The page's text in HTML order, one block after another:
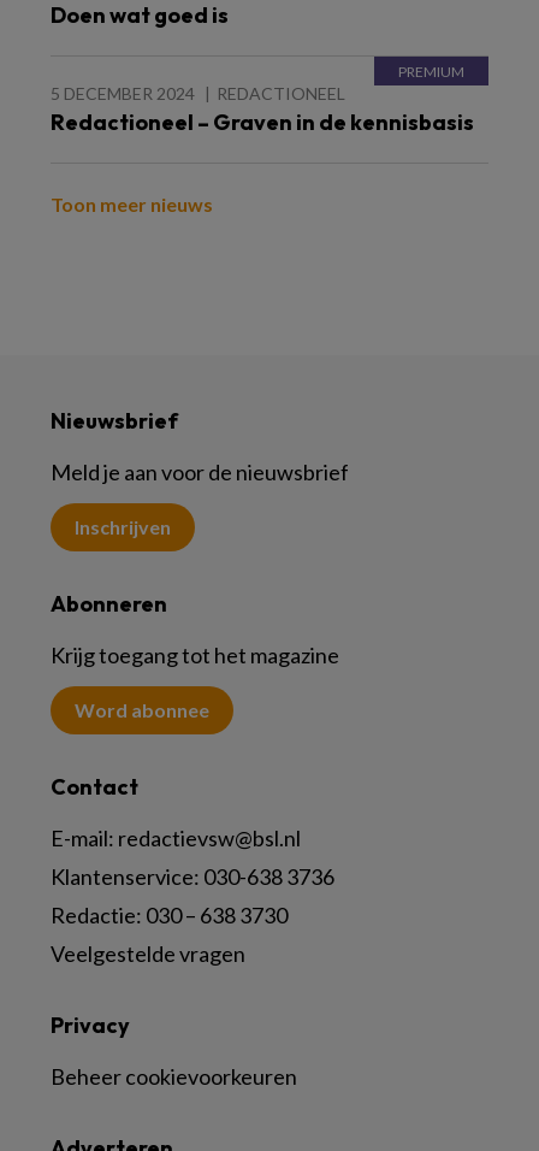
Doen wat goed is
5 DECEMBER 2024 REDACTIONEEL
Redactioneel – Graven in de kennisbasis
Toon meer nieuws
Nieuwsbrief
Meld je aan voor de nieuwsbrief
Inschrijven
Abonneren
Krijg toegang tot het magazine
Word abonnee
Contact
E-mail: redactievsw@bsl.nl
Klantenservice: 030-638 3736
Redactie: 030 – 638 3730
Veelgestelde vragen
Privacy
Beheer cookievoorkeuren